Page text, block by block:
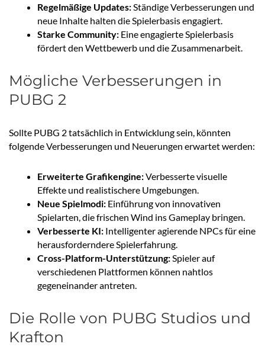
Regelmäßige Updates:Ständige Verbesserungen und
neue Inhalte halten die Spielerbasis engagiert.
Starke Community: Eine engagierte Spielerbasis
fördert den Wettbewerb und die Zusammenarbeit.
Mögliche Verbesserungen in
PUBG 2
Sollte PUBG 2 tatsächlich in Entwicklung sein, könnten
folgende Verbesserungen und Neuerungen erwartet werden:
Erweiterte Grafikengine:Verbesserte visuelle
Effekte und realistischere Umgebungen.
Neue Spielmodi: Einführung von innovativen
Spielarten, die frischen Wind ins Gameplay bringen.
Verbesserte KI: Intelligenter agierende NPCs für eine
herausforderndere Spielerfahrung.
Cross-Platform-Unterstützung:Spieler auf
verschiedenen Plattformen können nahtlos
gegeneinander antreten.
Die Rolle von PUBG Studios und
Krafton